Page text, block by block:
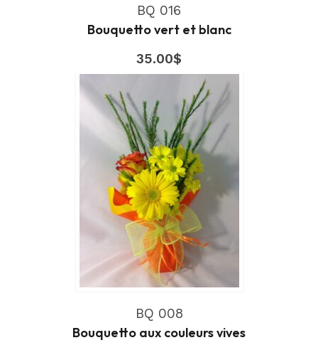
BQ 016
Bouquetto vert et blanc
35.00$
BQ 008
Bouquetto aux couleurs vives